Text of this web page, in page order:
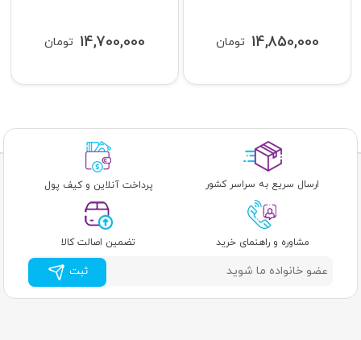
تومان 14,700,000 تومان 14,850,000
ارسال سریع به سراسر کشور پرداخت آنلاین و کیف پول
مشاوره و راهنمای خرید تضمین اصالت کالا
ثبت